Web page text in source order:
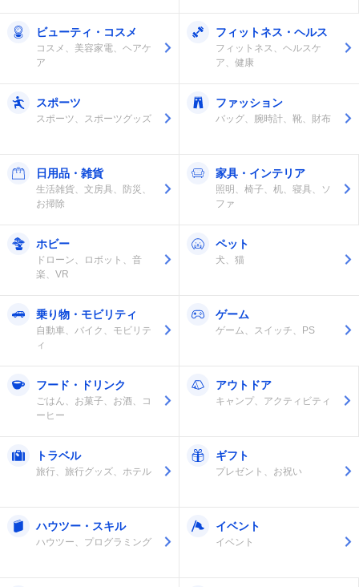
ビューティ・コスメ
コスメ、美容家電、ヘアケ
ア
フィットネス・ヘルス
フィットネス、ヘルスケ
ア、健康
スポーツ
スポーツ、スポーツグッズ
ファッション
バッグ、腕時計、靴、財布
日用品・雑貨
生活雑貨、文房具、防災、
お掃除
家具・インテリア
照明、椅子、机、寝具、ソ
ファ
ホビー
ドローン、ロボット、音
楽、VR
ペット
犬、猫
乗り物・モビリティ
自動車、バイク、モビリテ
ィ
ゲーム
ゲーム、スイッチ、PS
フード・ドリンク
ごはん、お菓子、お酒、コ
ーヒー
アウトドア
キャンプ、アクティビティ
トラベル
旅行、旅行グッズ、ホテル
ギフト
プレゼント、お祝い
ハウツー・スキル
ハウツー、プログラミング
イベント
イベント